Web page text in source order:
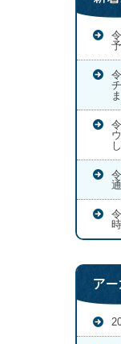
ア